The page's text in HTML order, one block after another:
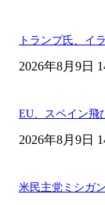
トランプ氏、イ
2026年8月9日
EU、スペイン飛
2026年8月9日
米民主党ミシガ